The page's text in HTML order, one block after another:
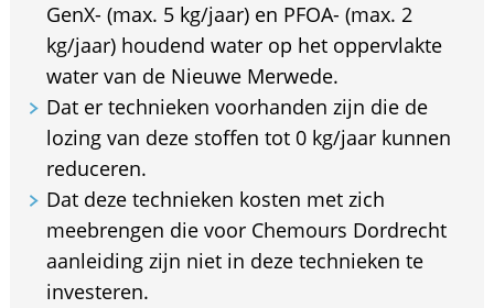
GenX- (max. 5 kg/jaar) en PFOA- (max. 2
kg/jaar) houdend water op het oppervlakte
water van de Nieuwe Merwede.
Dat er technieken voorhanden zijn die de
lozing van deze stoffen tot 0 kg/jaar kunnen
reduceren.
Dat deze technieken kosten met zich
meebrengen die voor Chemours Dordrecht
aanleiding zijn niet in deze technieken te
investeren.